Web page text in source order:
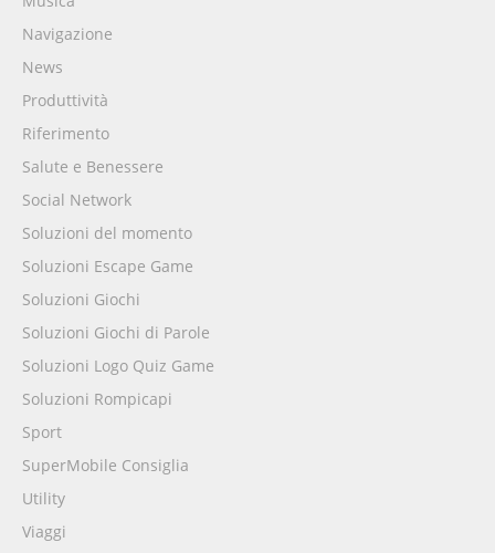
Navigazione
News
Produttività
Riferimento
Salute e Benessere
Social Network
Soluzioni del momento
Soluzioni Escape Game
Soluzioni Giochi
Soluzioni Giochi di Parole
Soluzioni Logo Quiz Game
Soluzioni Rompicapi
Sport
SuperMobile Consiglia
Utility
Viaggi